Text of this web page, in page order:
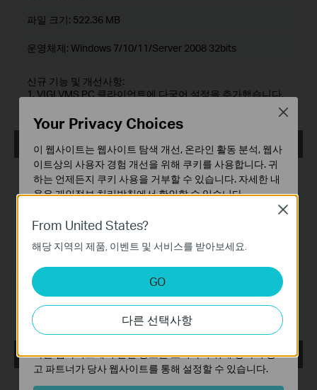
파일 크기: 522.36 MB
운영체제: Windows 7/10/11/Server 2008 32bits
신규 기능 및 개선사항:
1. VIGI VMS PC 클라이언트에 다국어 설정을 추가했습니다.
VIGI VMS_1.5.56_64bits
운로드
출시일:2024-08-08
파일 크기:559.83 MB
신규 기능 및 개선사항:
1. VIGI VMS PC 클라이언트에 다국어 설정을 추가했습니다.
2. 장치 수 집계를 무제한으로 지원합니다.
VIGI VMS_V1.5.42_64bits
운로드
From United States?
해당 지역의 제품, 이벤트 및 서비스를 받아보세요.
GO
다른 선택사항
Close
Your Privacy Choices
이 웹사이트는 웹사이트 탐색 개선, 온라인 활동 분석, 웹사
이트상의 사용자 경험 개선을 위해 쿠키를 사용합니다. 귀
하는 언제든지 쿠키 사용을 거부할 수 있습니다. 자세한 내
용은개인정보 처리방침에서 확인할 수 있습니다.
기본 쿠키
이 쿠키는 웹사이트가 작동하는 데 필요하며 사용자의 시
스템에서 비활성화할 수 없습니다.
분석 및 마케팅 쿠키
분석 쿠키는 웹사이트의 기능을 개선하고 조정하기 위해
웹사이트에서의 사용자 활동을 분석하는 데 사용하는 쿠키
입니다.
마케팅 쿠키는 귀하의 관심사에 대한 프로필을 생성하고
다른 웹사이트에서 관련 광고를 표시하기 위해 당사의 광
고 파트너가 당사 웹사이트를 통해 설정할 수 있습니다.
Close